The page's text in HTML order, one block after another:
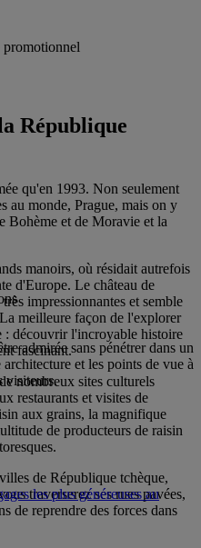
promotionnel
République
qu'en 1993. Non seulement
au monde, Prague, mais on y
Bohème et de Moravie et la
manoirs, où résidait autrefois
d'Europe. Le château de
impressionnantes et semble
meilleure façon de l'explorer
: découvrir l'incroyable histoire
fascinant.
nombreux sites culturels
restaurants et visites de
aux grains, la magnifique
de producteurs de raisin
de République tchèque,
traverserez ses rues pavées,
de reprendre des forces dans
admirée sans pénétrer dans un
et les points de vue à
visiteurs.
les plus généreuses au